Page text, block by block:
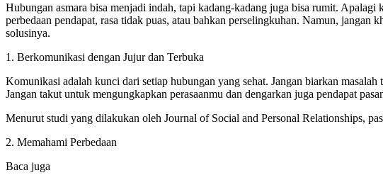
Hubungan asmara bisa menjadi indah, tapi kadang-kadang juga bisa rumit.
perbedaan pendapat, rasa tidak puas, atau bahkan perselingkuhan. Namun, jangan
solusinya.
1. Berkomunikasi dengan Jujur dan Terbuka
Komunikasi adalah kunci dari setiap hubungan yang sehat. Jangan biarkan
Jangan takut untuk mengungkapkan perasaanmu dan dengarkan juga pendapat
Menurut studi yang dilakukan oleh Journal of Social and Personal Relationships,
2. Memahami Perbedaan
Baca juga